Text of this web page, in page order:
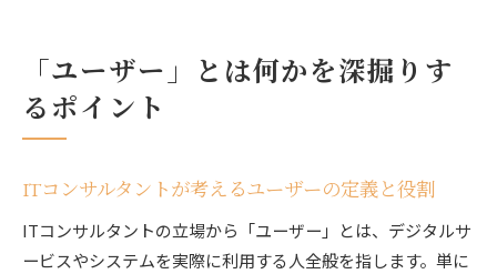
「ユーザー」とは何かを深掘りす
るポイント
ITコンサルタントが考えるユーザーの定義と役割
ITコンサルタントの立場から「ユーザー」とは、デジタルサ
ービスやシステムを実際に利用する人全般を指します。単に